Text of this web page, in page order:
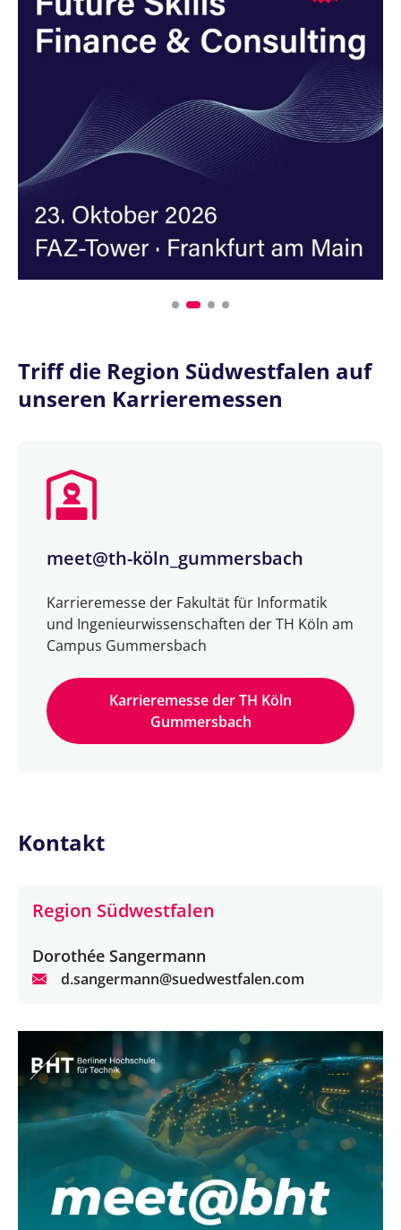
Triff die Region Südwestfalen auf
unseren Karrieremessen
meet@th-köln_gummersbach
Karrieremesse der Fakultät für Informatik
und Ingenieurwissenschaften der TH Köln am
Campus Gummersbach
Karrieremesse der TH Köln
Gummersbach
Kontakt
Region Südwestfalen
Dorothée Sangermann
d.sangermann@suedwestfalen.com